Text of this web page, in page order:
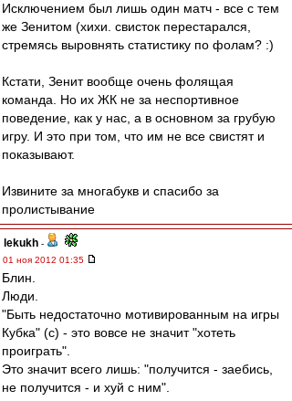
Исключением был лишь один матч - все с тем
же Зенитом (хихи. свисток перестарался,
стремясь выровнять статистику по фолам? :)
Кстати, Зенит вообще очень фолящая
команда. Но их ЖК не за неспортивное
поведение, как у нас, а в основном за грубую
игру. И это при том, что им не все свистят и
показывают.
Извините за многабукв и спасибо за
пролистывание
lekukh -
01 ноя 2012 01:35
Блин.
Люди.
"Быть недостаточно мотивированным на игры
Кубка" (с) - это вовсе не значит "хотеть
проиграть".
Это значит всего лишь: "получится - заебись,
не получится - и хуй с ним".